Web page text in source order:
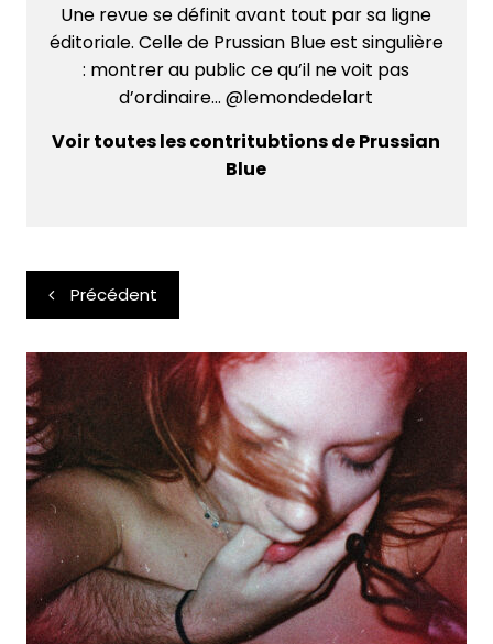
Une revue se définit avant tout par sa ligne
éditoriale. Celle de Prussian Blue est singulière
: montrer au public ce qu’il ne voit pas
d’ordinaire... @lemondedelart
Voir toutes les contritubtions de Prussian
Blue
Navigation
de
l’article
Précédent